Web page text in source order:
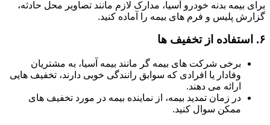
برای بیمه بدنه خودرو آسیا، مدارک لازم مانند تصاویر محل حادثه،
گزارش پلیس و فرم های بیمه را آماده کنید.
۶. استفاده از تخفیف ها
برخی شرکت های بیمه گر مانند بیمه آسیا، به مشتریان
وفادار یا افرادی که سوابق رانندگی خوبی دارند، تخفیف هایی
ارائه می دهند.
در زمان تمدید بیمه، از نماینده بیمه در مورد تخفیف های
ممکن سوال کنید.